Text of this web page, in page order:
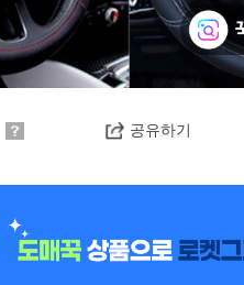
공유하기